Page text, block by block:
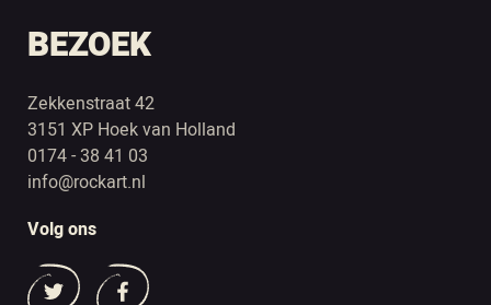
BEZOEK
Zekkenstraat 42
3151 XP Hoek van Holland
0174 - 38 41 03
info@rockart.nl
Volg ons